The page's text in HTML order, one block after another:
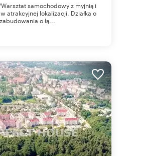
samochodowy z myjnią i
atrakcyjnej lokalizacji. Działka o
o łą...